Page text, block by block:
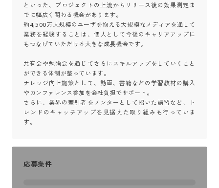
といった、プロジェクトの上流からリリース後の効果測定ま
でに幅広く関わる機会があります。
約4,500万人規模のユーザを抱える大規模なメディアを通して
業務を経験することは、個人として今後のキャリアアップに
もつなげていただける大きな成長機会です。
共有会や勉強会を通じてさらにスキルアップをしていくこと
ができる体制が整っています。
ナレッジ向上施策として、動画、書籍などの学習教材の購入
やカンファレンス参加を会社負担でサポート。
さらに、業界の牽引者をメンターとして招いた講習など、ト
レンドのキャッチアップを見据えた取り組みも行っていま
す。
応募条件